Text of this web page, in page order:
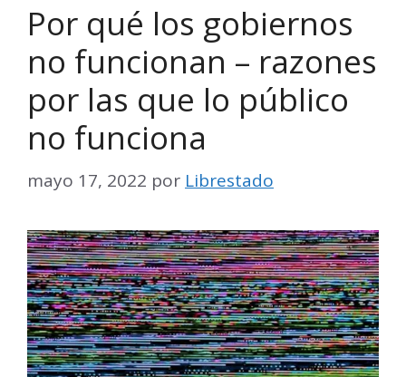
Por qué los gobiernos
no funcionan – razones
por las que lo público
no funciona
mayo 17, 2022 por Librestado